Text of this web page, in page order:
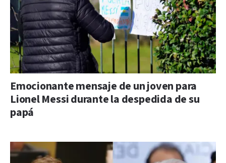
Emocionante mensaje de un joven para
Lionel Messi durante la despedida de su
papá